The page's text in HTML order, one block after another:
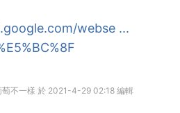
webse ...
萄不一樣 於 2021-4-29 02:18 編輯